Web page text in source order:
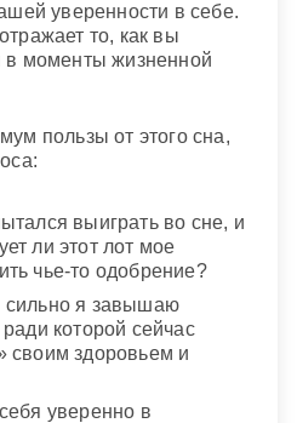
уверенности в себе.
то, как вы
в моменты жизненной
пользы от этого сна,
выиграть во сне, и
ли этот лот мое
чье-то одобрение?
сильно я завышаю
которой сейчас
своим здоровьем и
уверенно в